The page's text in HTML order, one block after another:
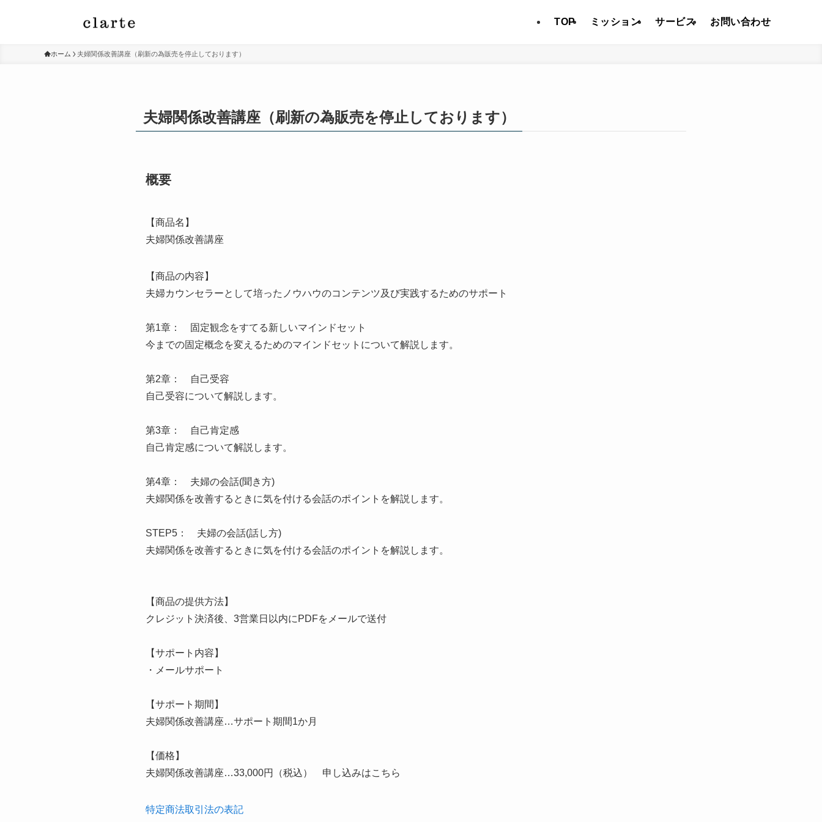
TOP ミッション サービス お問い合わせ
ホーム 夫婦関係改善講座（刷新の為販売を停止しております）
夫婦関係改善講座（刷新の為販売を停止しております）
概要
【商品名】
夫婦関係改善講座
【商品の内容】
夫婦カウンセラーとして培ったノウハウのコンテンツ及び実践するためのサポート
第1章： 固定観念をすてる新しいマインドセット
今までの固定概念を変えるためのマインドセットについて解説します。
第2章： 自己受容
自己受容について解説します。
第3章： 自己肯定感
自己肯定感について解説します。
第4章： 夫婦の会話(聞き方)
夫婦関係を改善するときに気を付ける会話のポイントを解説します。
STEP5： 夫婦の会話(話し方)
夫婦関係を改善するときに気を付ける会話のポイントを解説します。
【商品の提供方法】
クレジット決済後、3営業日以内にPDFをメールで送付
【サポート内容】
・メールサポート
【サポート期間】
夫婦関係改善講座…サポート期間1か月
【価格】
夫婦関係改善講座…33,000円（税込） 申し込みはこちら
特定商法取引法の表記